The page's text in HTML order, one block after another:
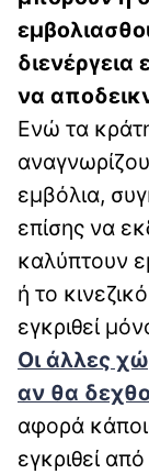
να
Ενώ τα
εμβόλια,
επίσης να
καλύπτουν
ή το
εγκριθεί
Οι άλλες
αν θα
αφορά
εγκριθεί